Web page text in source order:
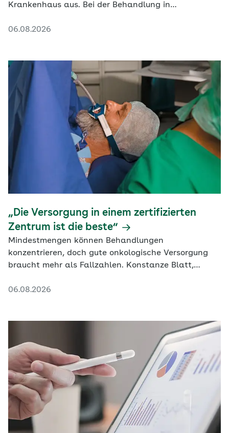
06.08.2026
Krankenhaus aus. Bei der Behandlung in
deutlich schwächer aus.
06.08.2026
„Die Versorgung in einem zertifizierten
Zentrum ist die beste“
Mindestmengen können Behandlungen
konzentrieren, doch gute onkologische Versorgung
braucht mehr als Fallzahlen. Konstanze Blatt,
Steuerung in zertifizierten Zentren bislang nicht